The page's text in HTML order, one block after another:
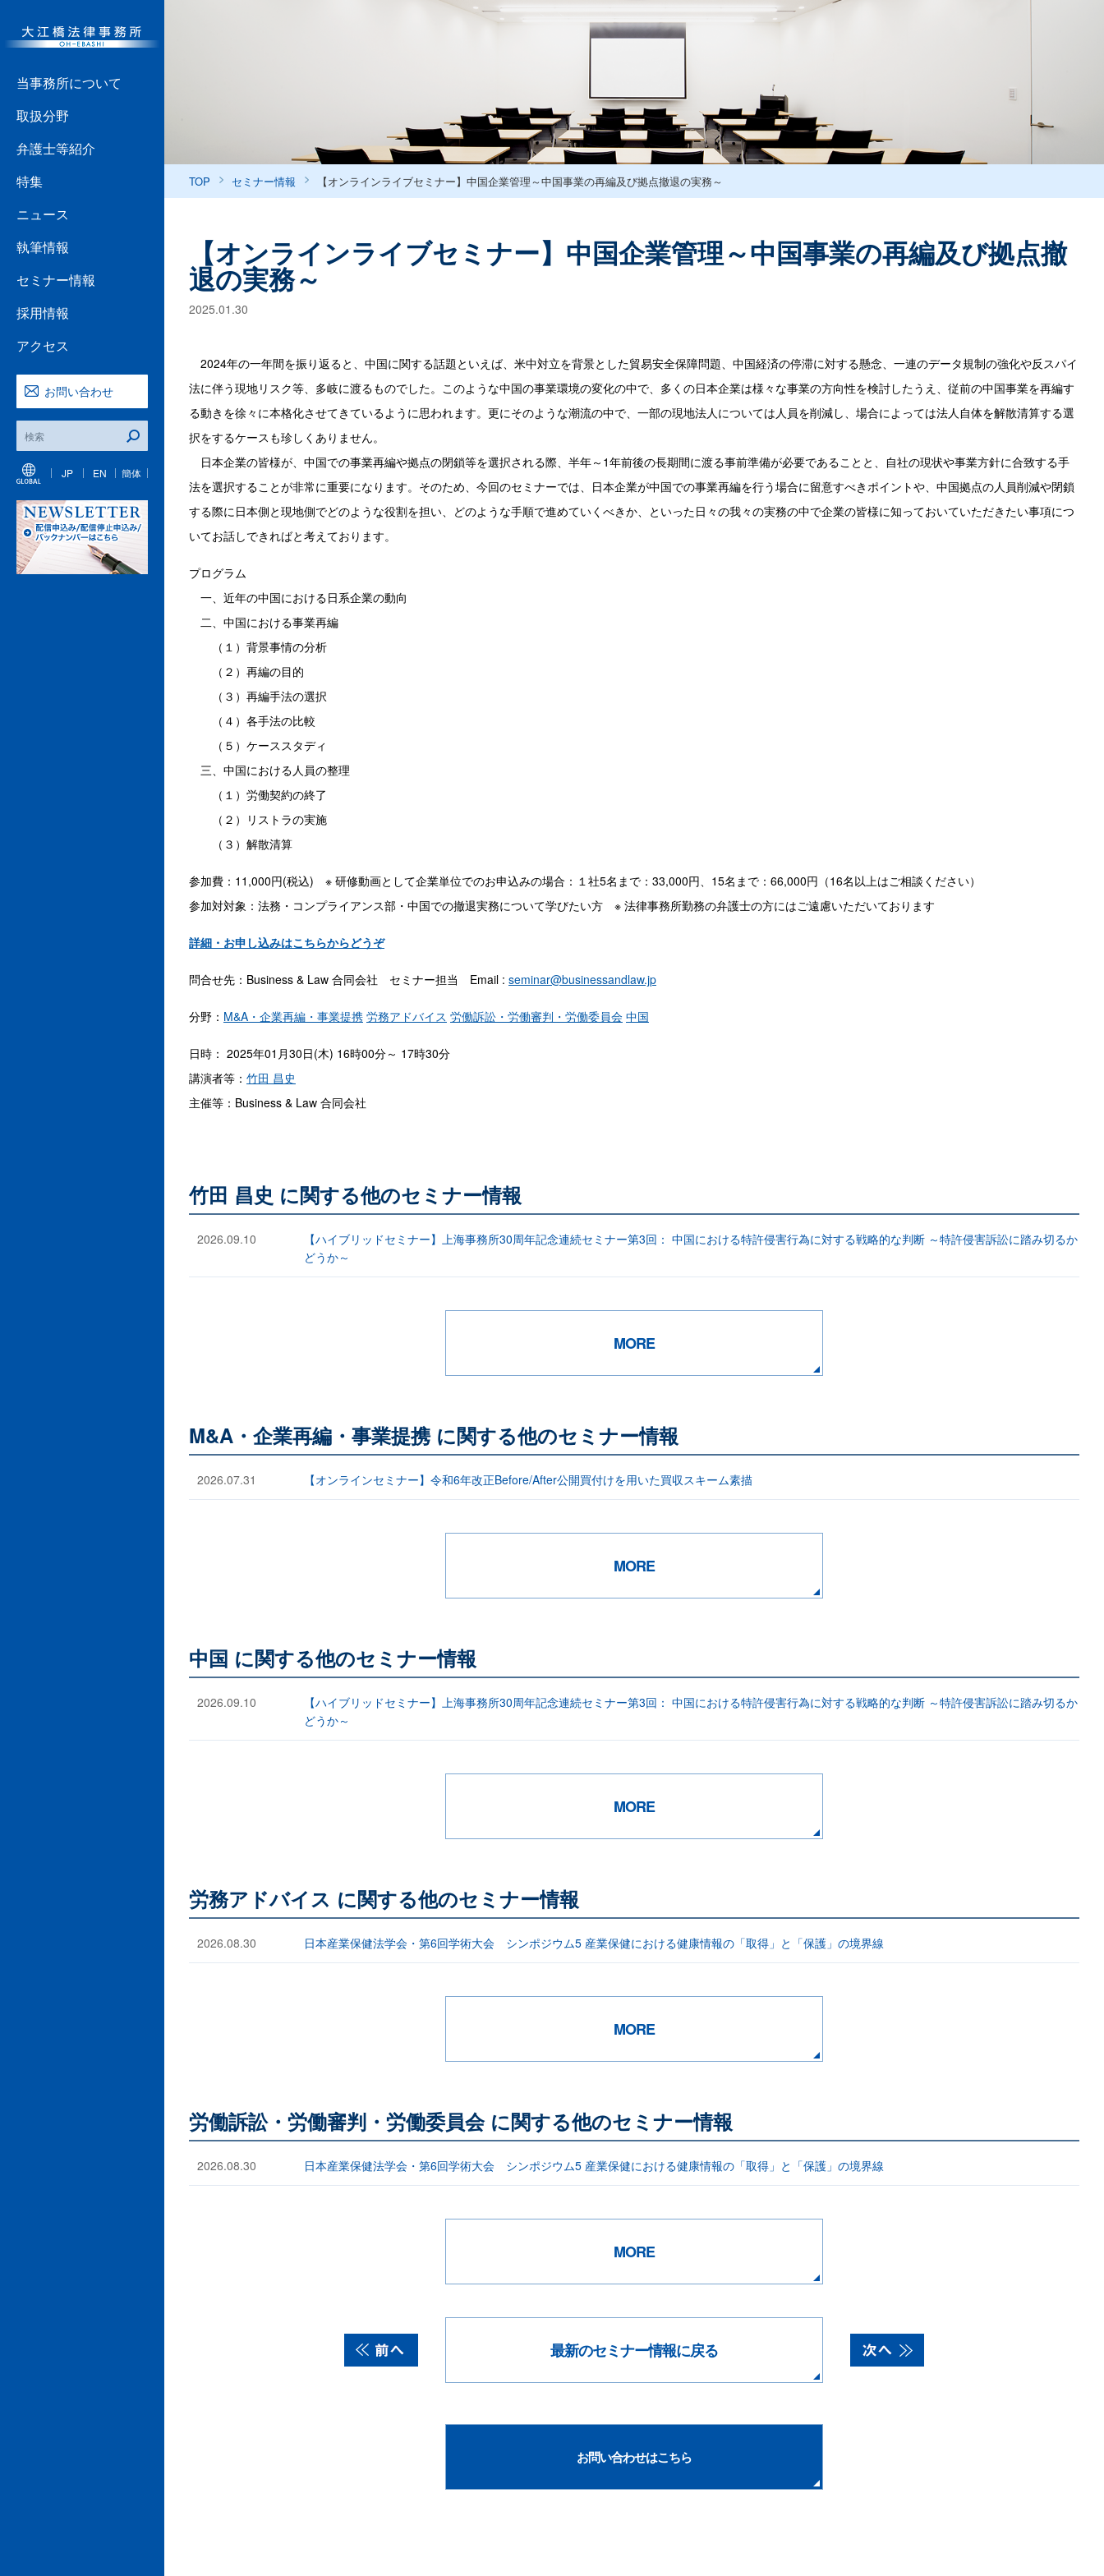
当事務所について
取扱分野
弁護士等紹介
特集
ニュース
執筆情報
セミナー情報
採用情報
アクセス
お問い合わせ
JP EN 簡体
TOP セミナー情報 【オンラインライブセミナー】中国企業管理～中国事業の再編及び拠点撤退の実務～
【オンラインライブセミナー】中国企業管理～中国事業の再編及び拠点撤
退の実務～
2025.01.30
2024年の一年間を振り返ると、中国に関する話題といえば、米中対立を背景とした貿易安全保障問題、中国経済の停滞に対する懸念、一連のデータ規制の強化や反スパイ
法に伴う現地リスク等、多岐に渡るものでした。このような中国の事業環境の変化の中で、多くの日本企業は様々な事業の方向性を検討したうえ、従前の中国事業を再編す
る動きを徐々に本格化させてきているように思われます。更にそのような潮流の中で、一部の現地法人については人員を削減し、場合によっては法人自体を解散清算する選
択をするケースも珍しくありません。
日本企業の皆様が、中国での事業再編や拠点の閉鎖等を選択される際、半年～1年前後の長期間に渡る事前準備が必要であることと、自社の現状や事業方針に合致する手
法を選択することが非常に重要になります。そのため、今回のセミナーでは、日本企業が中国での事業再編を行う場合に留意すべきポイントや、中国拠点の人員削減や閉鎖
する際に日本側と現地側でどのような役割を担い、どのような手順で進めていくべきか、といった日々の我々の実務の中で企業の皆様に知っておいていただきたい事項につ
いてお話しできればと考えております。
プログラム
一、近年の中国における日系企業の動向
二、中国における事業再編
（１）背景事情の分析
（２）再編の目的
（３）再編手法の選択
（４）各手法の比較
（５）ケーススタディ
三、中国における人員の整理
（１）労働契約の終了
（２）リストラの実施
（３）解散清算
参加費：11,000円(税込) ※ 研修動画として企業単位でのお申込みの場合：１社5名まで：33,000円、15名まで：66,000円（16名以上はご相談ください）
参加対対象：法務・コンプライアンス部・中国での撤退実務について学びたい方 ※ 法律事務所勤務の弁護士の方にはご遠慮いただいております
詳細・お申し込みはこちらからどうぞ
問合せ先：Business & Law 合同会社 セミナー担当 Email : seminar@businessandlaw.jp
分野： M&A・企業再編・事業提携 労務アドバイス 労働訴訟・労働審判・労働委員会 中国
日時： 2025年01月30日(木) 16時00分～ 17時30分
講演者等： 竹田 昌史
主催等：Business & Law 合同会社
竹田 昌史 に関する他のセミナー情報
2026.09.10
【ハイブリッドセミナー】上海事務所30周年記念連続セミナー第3回： 中国における特許侵害行為に対する戦略的な判断 ～特許侵害訴訟に踏み切るか
どうか～
MORE
M&A・企業再編・事業提携 に関する他のセミナー情報
2026.07.31 【オンラインセミナー】令和6年改正Before/After公開買付けを用いた買収スキーム素描
MORE
中国 に関する他のセミナー情報
2026.09.10
【ハイブリッドセミナー】上海事務所30周年記念連続セミナー第3回： 中国における特許侵害行為に対する戦略的な判断 ～特許侵害訴訟に踏み切るか
どうか～
MORE
労務アドバイス に関する他のセミナー情報
2026.08.30 日本産業保健法学会・第6回学術大会 シンポジウム5 産業保健における健康情報の「取得」と「保護」の境界線
MORE
労働訴訟・労働審判・労働委員会 に関する他のセミナー情報
2026.08.30 日本産業保健法学会・第6回学術大会 シンポジウム5 産業保健における健康情報の「取得」と「保護」の境界線
MORE
最新のセミナー情報に戻る
お問い合わせはこちら